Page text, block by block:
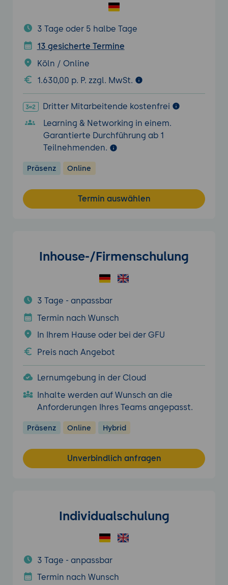
3 Tage oder 5 halbe Tage
13 gesicherte Termine
Köln / Online
1.630,00 p. P. zzgl. MwSt.
Dritter Mitarbeitende kostenfrei
Learning & Networking in einem.
Garantierte Durchführung ab 1
Teilnehmenden.
Präsenz Online
Termin auswählen
Inhouse-/Firmenschulung
3 Tage - anpassbar
Termin nach Wunsch
In Ihrem Hause oder bei der GFU
Preis nach Angebot
Lernumgebung in der Cloud
Inhalte werden auf Wunsch an die
Anforderungen Ihres Teams angepasst.
Präsenz Online Hybrid
Unverbindlich anfragen
Individualschulung
3 Tage - anpassbar
Termin nach Wunsch